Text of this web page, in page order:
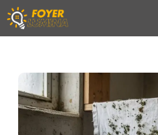
Aller
au
contenu